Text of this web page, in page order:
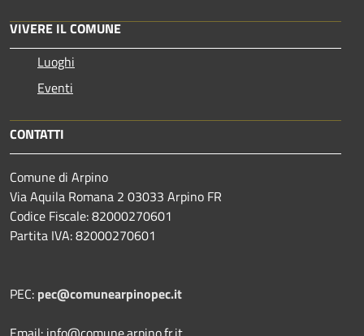
VIVERE IL COMUNE
Luoghi
Eventi
CONTATTI
Comune di Arpino
Via Aquila Romana 2 03033 Arpino FR
Codice Fiscale: 82000270601
Partita IVA: 82000270601
PEC: pec@comunearpinopec.it